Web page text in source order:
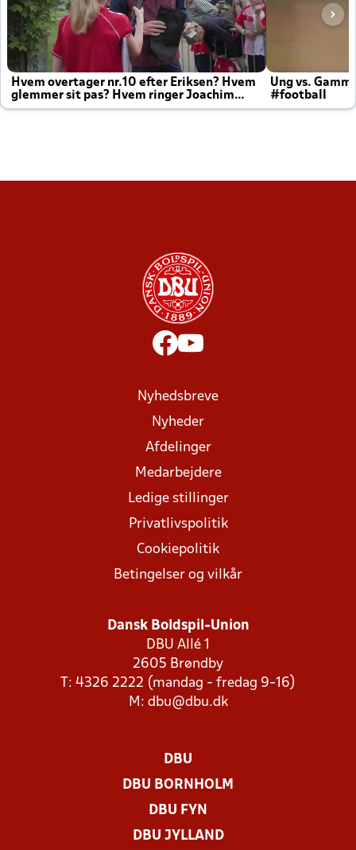
Hvem overtager nr.10 efter Eriksen? Hvem
glemmer sit pas? Hvem ringer Joachim
altid til efter kampe?
Ung vs.
#football
Nyhedsbreve
Nyheder
Afdelinger
Medarbejdere
Ledige stillinger
Privatlivspolitik
Cookiepolitik
Betingelser og vilkår
Dansk Boldspil-Union
DBU Allé 1
2605 Brøndby
T: 4326 2222 (mandag - fredag 9-16)
M: dbu@dbu.dk
DBU
DBU BORNHOLM
DBU FYN
DBU JYLLAND